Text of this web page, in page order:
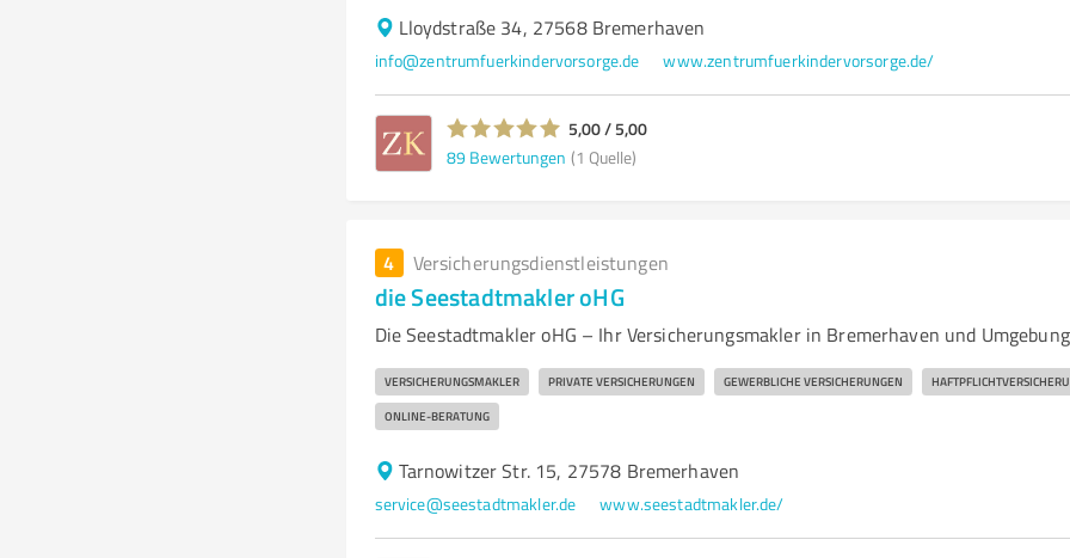
Lloydstraße 34, 27568 Bremerhaven
info@zentrumfuerkindervorsorge.de www.zentrumfuerkindervorsorge.de/
5,00 / 5,00
89 Bewertungen (1 Quelle)
4 Versicherungsdienstleistungen
die Seestadtmakler oHG
Die Seestadtmakler oHG – Ihr Versicherungsmakler in Bremerhaven und Umgebung
VERSICHERUNGSMAKLER PRIVATE VERSICHERUNGEN GEWERBLICHE VERSICHERUNGEN
ONLINE-BERATUNG
Tarnowitzer Str. 15, 27578 Bremerhaven
service@seestadtmakler.de www.seestadtmakler.de/